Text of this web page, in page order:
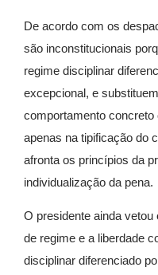
De acordo com os
são inconstitucionais
regime disciplinar
excepcional, e
comportamento
apenas na tipificação do
afronta os princípios da
individualização da pena.
O presidente ainda
de regime e a liberdade
disciplinar diferenciado